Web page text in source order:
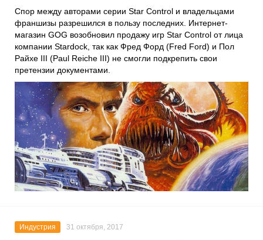
Спор между авторами серии Star Control и владельцами
франшизы разрешился в пользу последних. Интернет-
магазин GOG возобновил продажу игр Star Control от лица
компании Stardock, так как Фред Форд (Fred Ford) и Пол
Райхе III (Paul Reiche III) не смогли подкрепить свои
претензии документами.
Индустрия 31 октября, 2017